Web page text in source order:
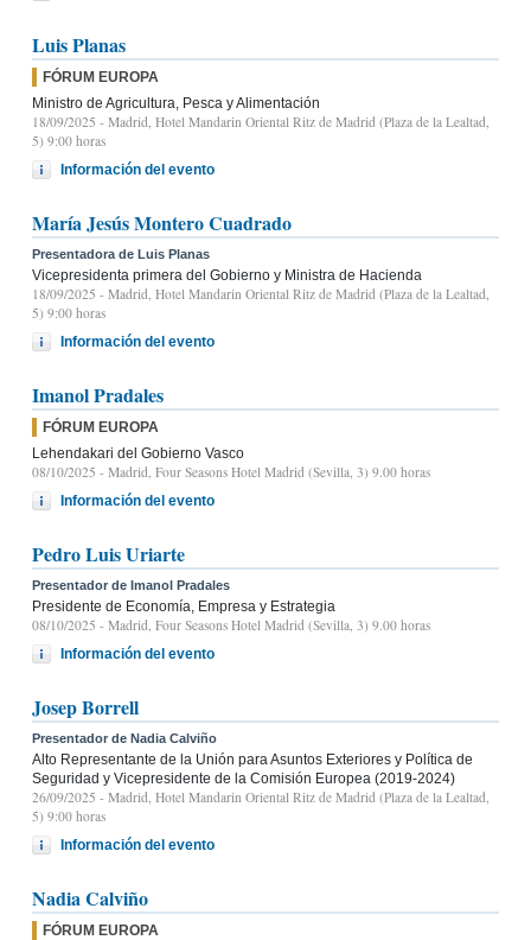
Luis Planas
FÓRUM EUROPA
Ministro de Agricultura, Pesca y Alimentación
18/09/2025 - Madrid, Hotel Mandarin Oriental Ritz de Madrid (Plaza de la Lealtad,
5) 9:00 horas
Información del evento
María Jesús Montero Cuadrado
Presentadora de Luis Planas
Vicepresidenta primera del Gobierno y Ministra de Hacienda
18/09/2025 - Madrid, Hotel Mandarin Oriental Ritz de Madrid (Plaza de la Lealtad,
5) 9:00 horas
Información del evento
Imanol Pradales
FÓRUM EUROPA
Lehendakari del Gobierno Vasco
08/10/2025 - Madrid, Four Seasons Hotel Madrid (Sevilla, 3) 9.00 horas
Información del evento
Pedro Luis Uriarte
Presentador de Imanol Pradales
Presidente de Economía, Empresa y Estrategia
08/10/2025 - Madrid, Four Seasons Hotel Madrid (Sevilla, 3) 9.00 horas
Información del evento
Josep Borrell
Presentador de Nadia Calviño
Alto Representante de la Unión para Asuntos Exteriores y Política de
Seguridad y Vicepresidente de la Comisión Europea (2019-2024)
26/09/2025 - Madrid, Hotel Mandarin Oriental Ritz de Madrid (Plaza de la Lealtad,
5) 9:00 horas
Información del evento
Nadia Calviño
FÓRUM EUROPA